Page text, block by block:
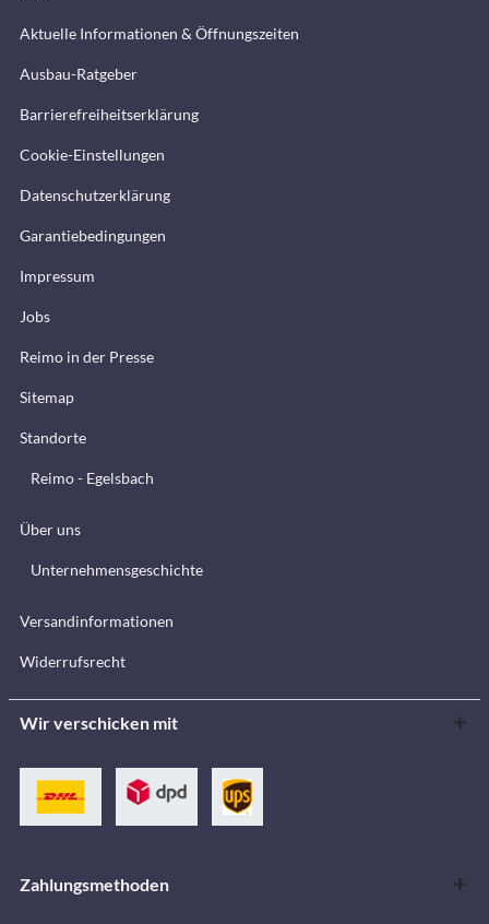
Aktuelle Informationen & Öffnungszeiten
Ausbau-Ratgeber
Barrierefreiheitserklärung
Cookie-Einstellungen
Datenschutzerklärung
Garantiebedingungen
Impressum
Jobs
Reimo in der Presse
Sitemap
Standorte
Reimo - Egelsbach
Über uns
Unternehmensgeschichte
Versandinformationen
Widerrufsrecht
Wir verschicken mit
Zahlungsmethoden